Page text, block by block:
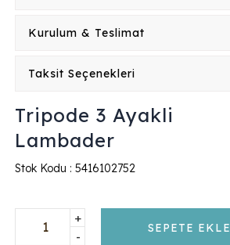
Kurulum & Teslimat
Taksit Seçenekleri
Tripode 3 Ayakli
Lambader
Stok Kodu :5416102752
+
-
SEPETE EKLE